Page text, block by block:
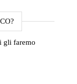
gli faremo